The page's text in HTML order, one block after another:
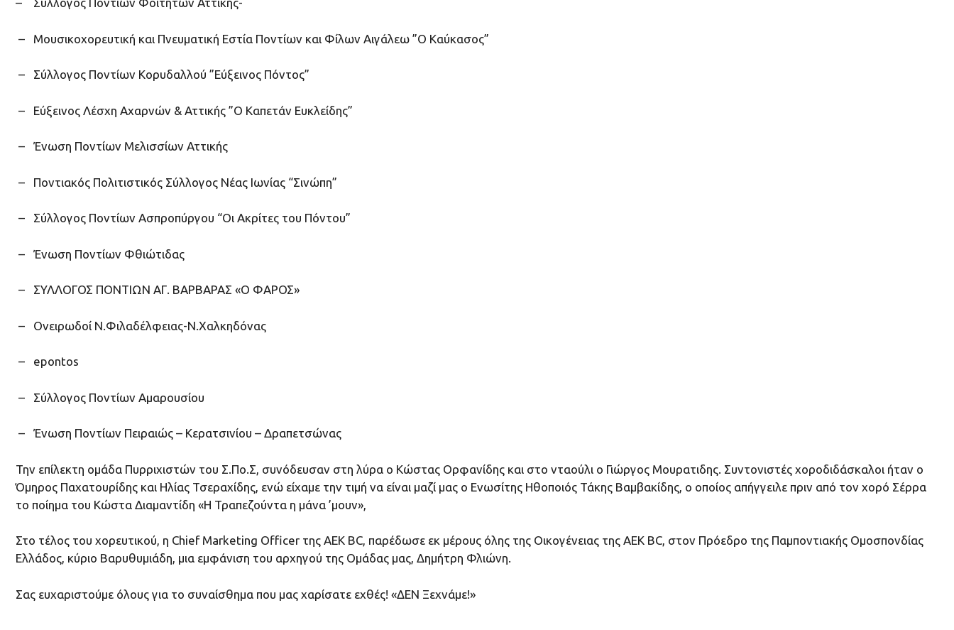
– Σύλλογος Ποντίων Φοιτητών Αττικής-
– Μουσικοχορευτική και Πνευματική Εστία Ποντίων και Φίλων Αιγάλεω ”Ο Καύκασος”
– Σύλλογος Ποντίων Κορυδαλλού ”Εύξεινος Πόντος”
– Εύξεινος Λέσχη Αχαρνών & Αττικής ”Ο Καπετάν Ευκλείδης”
– Ένωση Ποντίων Μελισσίων Αττικής
– Ποντιακός Πολιτιστικός Σύλλογος Νέας Ιωνίας “Σινώπη”
– Σύλλογος Ποντίων Ασπροπύργου “Οι Ακρίτες του Πόντου”
– Ένωση Ποντίων Φθιώτιδας
– ΣΥΛΛΟΓΟΣ ΠΟΝΤΙΩΝ ΑΓ. ΒΑΡΒΑΡΑΣ «Ο ΦΑΡΟΣ»
– Oνειρωδοί N.Φιλαδέλφειας-Ν.Χαλκηδόνας
– epontos
– Σύλλογος Ποντίων Αμαρουσίου
– Ένωση Ποντίων Πειραιώς – Κερατσινίου – Δραπετσώνας
Την επίλεκτη ομάδα Πυρριχιστών του Σ.Πο.Σ, συνόδευσαν στη λύρα ο Κώστας Ορφανίδης και στο νταούλι ο Γιώργος Μουρατιδης. Συντονιστές χοροδιδάσκαλοι ήταν ο
Όμηρος Παχατουρίδης και Ηλίας Τσεραχίδης, ενώ είχαμε την τιμή να είναι μαζί μας ο Ενωσίτης Ηθοποιός Τάκης Βαμβακίδης, ο οποίος απήγγειλε πριν από τον χορό Σέρρα
το ποίημα του Κώστα Διαμαντίδη «Η Τραπεζούντα η μάνα ’μουν»,
Στο τέλος του χορευτικού, η Chief Marketing Officer της ΑΕΚ BC, παρέδωσε εκ μέρους όλης της Οικογένειας της ΑΕΚ BC, στον Πρόεδρο της Παμποντιακής Ομοσπονδίας
Ελλάδος, κύριο Βαρυθυμιάδη, μια εμφάνιση του αρχηγού της Ομάδας μας, Δημήτρη Φλιώνη.
Σας ευχαριστούμε όλους για το συναίσθημα που μας χαρίσατε εχθές! «ΔΕΝ Ξεχνάμε!»